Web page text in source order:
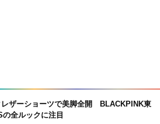
レザーショーツで美脚全開 BLACKPINK東
全ルックに注目